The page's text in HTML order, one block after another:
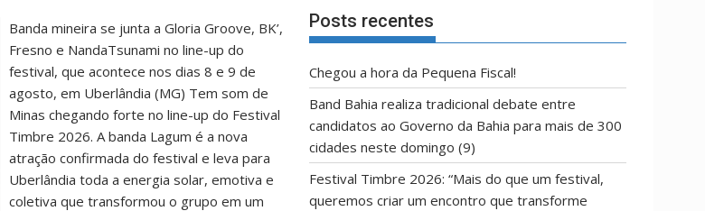
Banda mineira se junta a Gloria Groove, BK’,
Fresno e NandaTsunami no line-up do
festival, que acontece nos dias 8 e 9 de
agosto, em Uberlândia (MG) Tem som de
Minas chegando forte no line-up do Festival
Timbre 2026. A banda Lagum é a nova
atração confirmada do festival e leva para
Uberlândia toda a energia solar, emotiva e
coletiva que transformou o grupo em um
OPÇÃO
Posts recentes
Chegou a hora da Pequena Fiscal!
Band Bahia realiza tradicional debate entre
candidatos ao Governo da Bahia para mais de 300
cidades neste domingo (9)
Festival Timbre 2026: “Mais do que um festival,
queremos criar um encontro que transforme